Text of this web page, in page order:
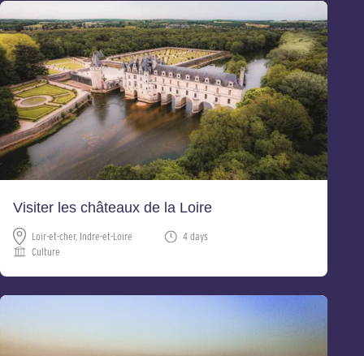
Visiter les châteaux de la Loire
Loir-et-cher, Indre-et-Loire
4 days
Culture